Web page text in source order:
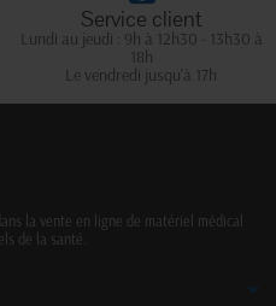
Service client
Lundi au jeudi : 9h à 12h30 - 13h30 à
18h
Le vendredi jusqu'à 17h
la vente en ligne de matériel médical
de la santé.